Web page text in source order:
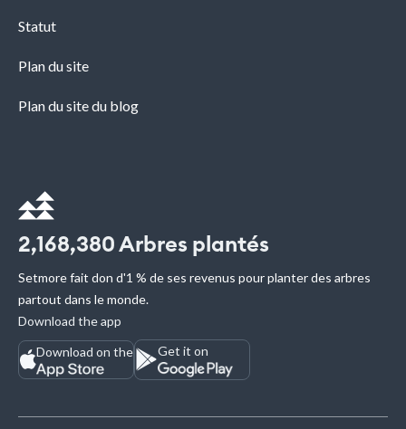
Statut
Plan du site
Plan du site du blog
2,168,380 Arbres plantés
Setmore fait don d'1 % de ses revenus pour planter des arbres
partout dans le monde.
Download the app
Download on the
Get it on